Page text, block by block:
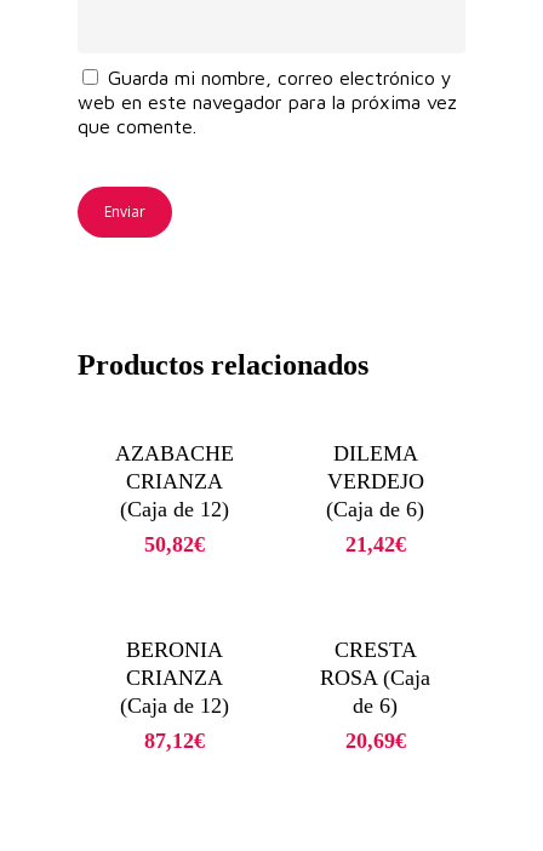
Guarda mi nombre, correo electrónico y
web en este navegador para la próxima vez
que comente.
Productos relacionados
AZABACHE
CRIANZA
(Caja de 12)
50,82€
DILEMA
VERDEJO
(Caja de 6)
21,42€
BERONIA
CRIANZA
(Caja de 12)
87,12€
CRESTA
ROSA (Caja
de 6)
20,69€